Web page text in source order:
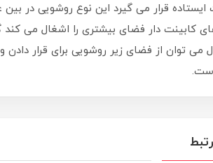
قرار می گیرد این نوع روشویی در
کابینت دار فضای بیشتری را اشغال می
می توان از فضای زیر روشویی برای قرار